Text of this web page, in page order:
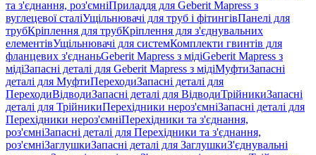
та з'єднання, роз'ємніПриладдя для Geberit Mapress з
вуглецевої сталіУщільнювачі для труб і фітингівПанелі для
трубКріплення для трубКріплення для з'єднувальних
елементівУщільнювачі для системКомплекти гвинтів для
фланцевих з'єднаньGeberit Mapress з мідіGeberit Mapress з
мідіЗапасні деталі для Geberit Mapress з мідіМуфтиЗапасні
деталі для МуфтиПереходиЗапасні деталі для
ПереходиВідводиЗапасні деталі для ВідводиТрійникиЗапасні
деталі для ТрійникиПерехідники нероз'ємніЗапасні деталі для
Перехідники нероз'ємніПерехідники та з'єднання,
роз'ємніЗапасні деталі для Перехідники та з'єднання,
роз'ємніЗаглушкиЗапасні деталі для ЗаглушкиЗ'єднувальні